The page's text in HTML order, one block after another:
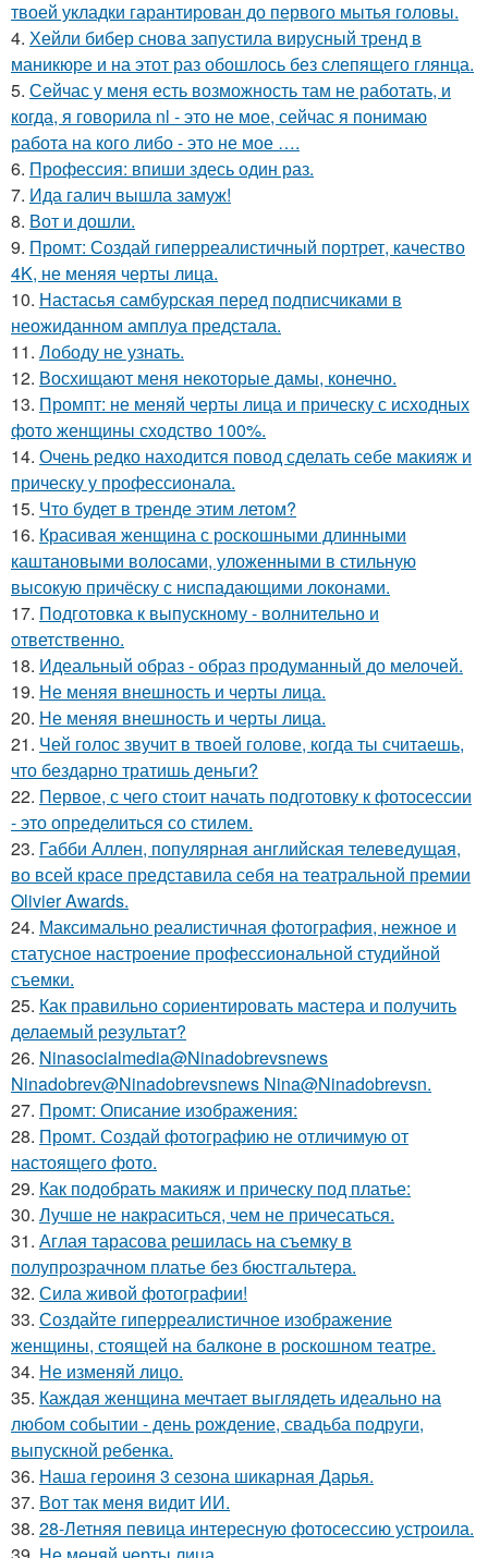
твоей укладки гарантирован до первого мытья головы.
4. Хейли бибер снова запустила вирусный тренд в
маникюре и на этот раз обошлось без слепящего глянца.
5. Сейчас у меня есть возможность там не работать, и
когда, я говорила nl - это не мое, сейчас я понимаю
работа на кого либо - это не мое ….
6. Профессия: впиши здесь один раз.
7. Ида галич вышла замуж!
8. Вот и дошли.
9. Промт: Создай гиперреалистичный портрет, качество
4K, не меняя черты лица.
10. Настасья самбурская перед подписчиками в
неожиданном амплуа предстала.
11. Лободу не узнать.
12. Восхищают меня некоторые дамы, конечно.
13. Промпт: не меняй черты лица и прическу с исходных
фото женщины сходство 100%.
14. Очень редко находится повод сделать себе макияж и
прическу у профессионала.
15. Что будет в тренде этим летом?
16. Красивая женщина с роскошными длинными
каштановыми волосами, уложенными в стильную
высокую причёску с ниспадающими локонами.
17. Подготовка к выпускному - волнительно и
ответственно.
18. Идеальный образ - образ продуманный до мелочей.
19. Не меняя внешность и черты лица.
20. Не меняя внешность и черты лица.
21. Чей голос звучит в твоей голове, когда ты считаешь,
что бездарно тратишь деньги?
22. Первое, с чего стоит начать подготовку к фотосессии
- это определиться со стилем.
23. Габби Аллен, популярная английская телеведущая,
во всей красе представила себя на театральной премии
Olivier Awards.
24. Максимально реалистичная фотография, нежное и
статусное настроение профессиональной студийной
съемки.
25. Как правильно сориентировать мастера и получить
делаемый результат?
26. Ninasocialmedia@Ninadobrevsnews
Ninadobrev@Ninadobrevsnews Nina@Ninadobrevsn.
27. Промт: Описание изображения:
28. Промт. Создай фотографию не отличимую от
настоящего фото.
29. Как подобрать макияж и прическу под платье:
30. Лучше не накраситься, чем не причесаться.
31. Аглая тарасова решилась на съемку в
полупрозрачном платье без бюстгальтера.
32. Сила живой фотографии!
33. Создайте гиперреалистичное изображение
женщины, стоящей на балконе в роскошном театре.
34. Не изменяй лицо.
35. Каждая женщина мечтает выглядеть идеально на
любом событии - день рождение, свадьба подруги,
выпускной ребенка.
36. Наша героиня 3 сезона шикарная Дарья.
37. Вот так меня видит ИИ.
38. 28-Летняя певица интересную фотосессию устроила.